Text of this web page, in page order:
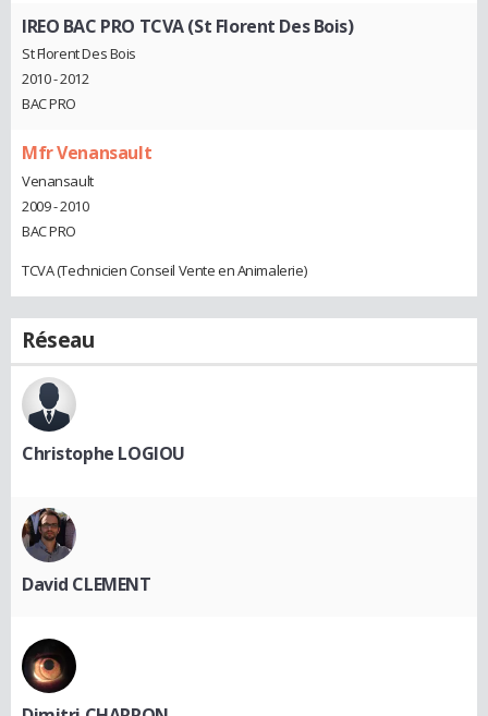
IREO BAC PRO TCVA (St Florent Des Bois)
St Florent Des Bois
2010 - 2012
BAC PRO
Mfr Venansault
Venansault
2009 - 2010
BAC PRO
TCVA (Technicien Conseil Vente en Animalerie)
Réseau
Christophe LOGIOU
David CLEMENT